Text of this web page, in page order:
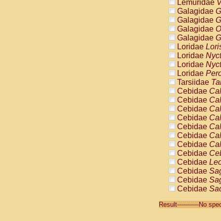
Lemuridae
Galagidae
Galagidae
Galagidae
Galagidae
Loridae
Loridae
Loridae
Loridae
Tarsiidae
Cebidae
Cebidae
Cebidae
Cebidae
Cebidae
Cebidae
Cebidae
Cebidae
Cebidae
Cebidae
Cebidae
Cebidae
Cebidae
Result-----------No